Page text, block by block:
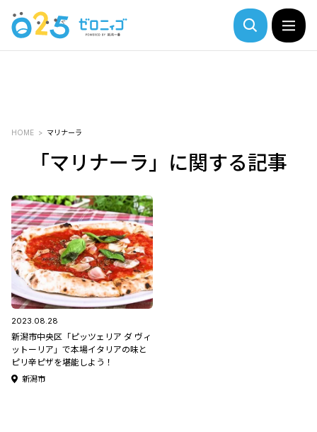
HOME マリナーラ
「マリナーラ」に関する記事
2023.08.28
新潟市中央区「ピッツェリア ダ ヴィ
ットーリア」で本場イタリアの味と
ピリ辛ピザを堪能しよう！
新潟市